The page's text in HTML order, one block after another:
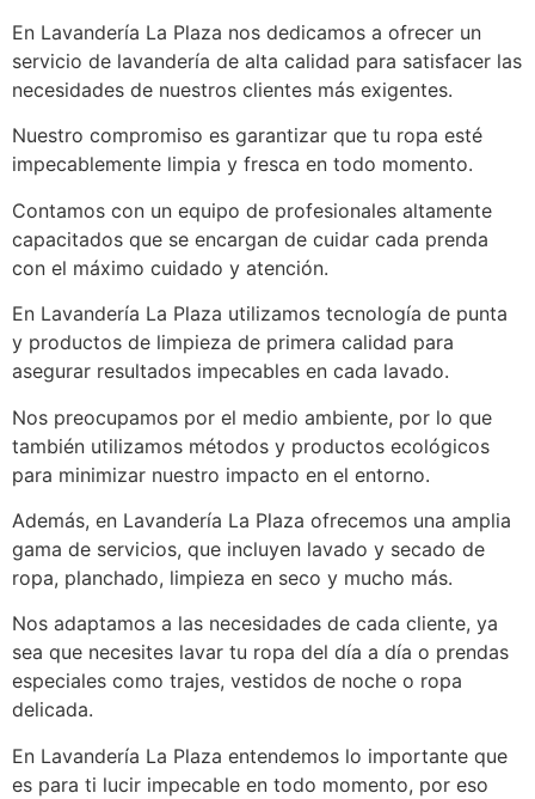
En Lavandería La Plaza nos dedicamos a ofrecer un
servicio de lavandería de alta calidad para satisfacer las
necesidades de nuestros clientes más exigentes.
Nuestro compromiso es garantizar que tu ropa esté
impecablemente limpia y fresca en todo momento.
Contamos con un equipo de profesionales altamente
capacitados que se encargan de cuidar cada prenda
con el máximo cuidado y atención.
En Lavandería La Plaza utilizamos tecnología de punta
y productos de limpieza de primera calidad para
asegurar resultados impecables en cada lavado.
Nos preocupamos por el medio ambiente, por lo que
también utilizamos métodos y productos ecológicos
para minimizar nuestro impacto en el entorno.
Además, en Lavandería La Plaza ofrecemos una amplia
gama de servicios, que incluyen lavado y secado de
ropa, planchado, limpieza en seco y mucho más.
Nos adaptamos a las necesidades de cada cliente, ya
sea que necesites lavar tu ropa del día a día o prendas
especiales como trajes, vestidos de noche o ropa
delicada.
En Lavandería La Plaza entendemos lo importante que
es para ti lucir impecable en todo momento, por eso